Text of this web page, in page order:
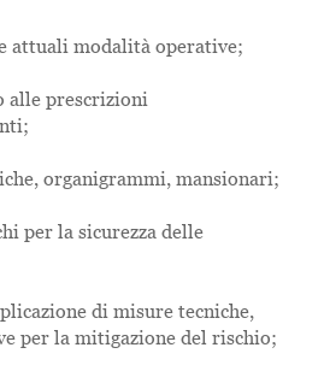
attuali modalità operative;
alle prescrizioni
organigrammi, mansionari;
per la sicurezza delle
di misure tecniche,
per la mitigazione del rischio;